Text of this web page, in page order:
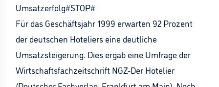
Umsatzerfolg#STOP#
Für das Geschäftsjahr 1999 erwarten 92 Prozent
der deutschen Hoteliers eine deutliche
Umsatzsteigerung. Dies ergab eine Umfrage der
Wirtschaftsfachzeitschrift NGZ-Der Hotelier